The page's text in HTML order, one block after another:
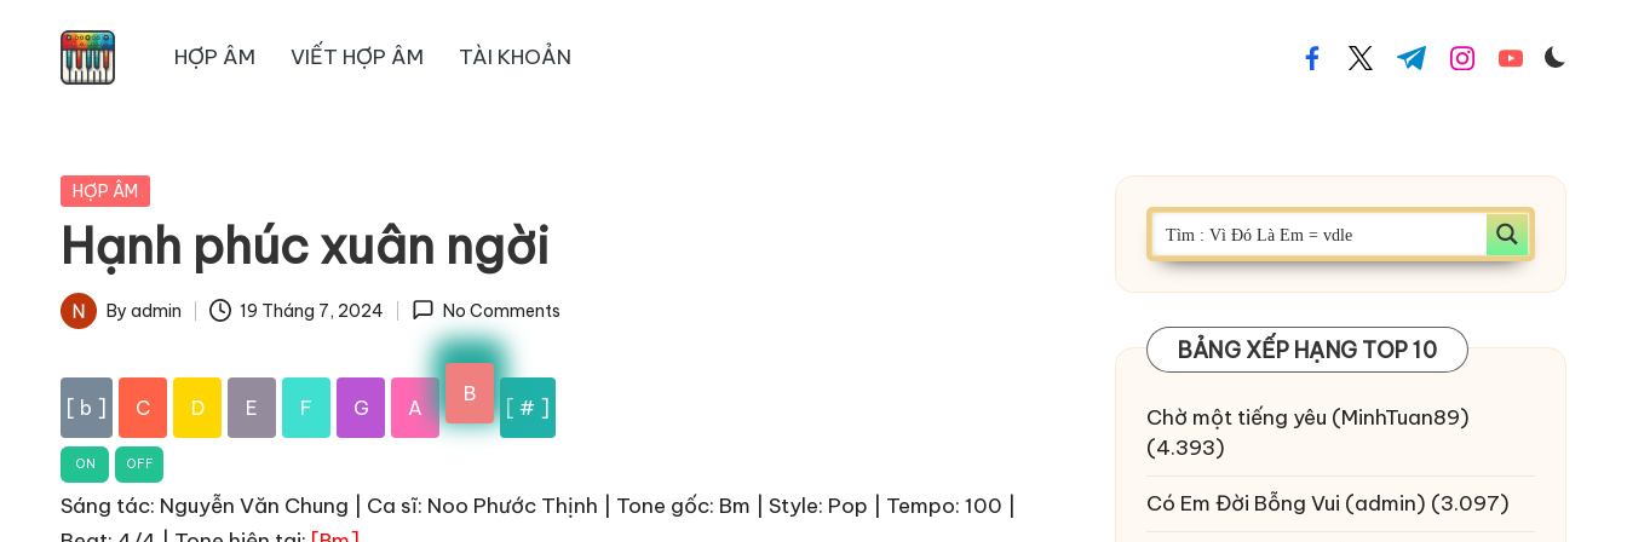
HỢP ÂM VIẾT HỢP ÂM TÀI KHOẢN facebook.com
twitter.com
t.me instagram.com
youtube.com
Posted
HỢP ÂM
Hạnh phúc xuân ngời
Posted
By admin 19 Tháng 7, 2024 No Comments
[ b ] C D E F G A
B
[ # ]
ON OFF
Sáng tác: Nguyễn Văn Chung | Ca sĩ: Noo Phước Thịnh | Tone gốc: Bm | Style: Pop | Tempo: 100 |
BẢNG XẾP HẠNG TOP 10
Chờ một tiếng yêu (MinhTuan89)
(4.393)
Có Em Đời Bỗng Vui (admin) (3.097)